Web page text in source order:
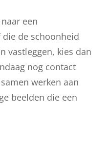
een
de schoonheid
vastleggen, kies dan
nog contact
werken aan
beelden die een